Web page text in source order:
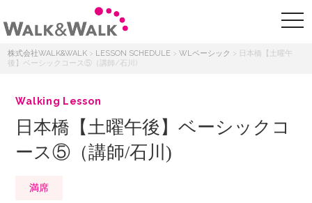
株式会社WALK&WALK > LESSON SCHEDULE >WLベーシック > 日本橋【土曜午
後】ベーシックコース⑤（講師/石川)
Walking Lesson
日本橋【土曜午後】ベーシックコ
ース⑤（講師/石川)
満席